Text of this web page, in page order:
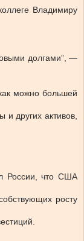
Владимиру
долгами”, —
можно большей
других активов,
России, что США
росту